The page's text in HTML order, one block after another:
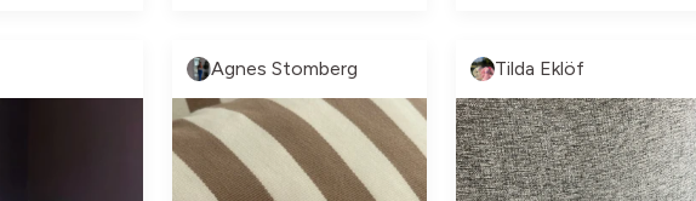
Agnes Stomberg Tilda Eklöf